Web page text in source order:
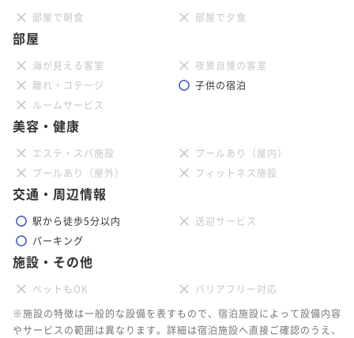
部屋で朝食 部屋で夕食
部屋
海が見える客室
夜景自慢の客室
離れ・コテージ
子供の宿泊
ルームサービス
美容・健康
エステ・スパ施設
プールあり（屋内）
プールあり（屋外）
フィットネス施設
交通・周辺情報
駅から徒歩5分以内
送迎サービス
パーキング
施設・その他
ペットもOK
バリアフリー対応
※施設の特徴は一般的な設備を表すもので、宿泊施設によって設備内容
やサービスの範囲は異なります。詳細は宿泊施設へ直接ご確認のうえ、